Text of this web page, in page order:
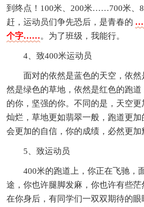
到终点！100米、200米……700米、
赶，运动员们争先恐后，是青春的
个字……。为了班级，我能行。
4、致400米运动员
面对的依然是蓝色的天空，依
然是绿色的草地，依然是红色的跑
的你，坚强的你。不同的是，天空
灿烂，草地更如翡翠一般，跑道更加
会更加的自信，你的成绩，必然更加
5、致运动员
400米的跑道上，你正在飞驰，
途，你也许腿脚发麻，你也许有些茫
在你身后，有同学们一双双期待的